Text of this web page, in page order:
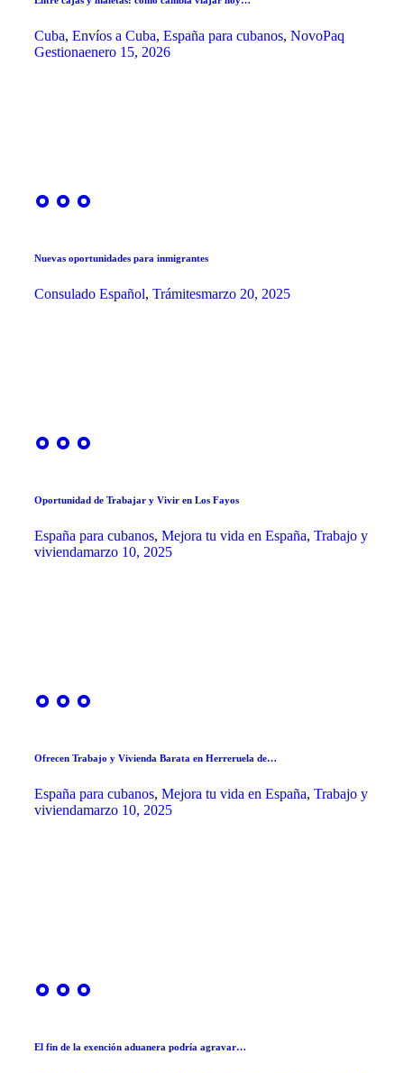
Cuba, Envíos a Cuba, España para cubanos, NovoPaq
Gestionaenero 15, 2026
Nuevas oportunidades para inmigrantes
Consulado Español, Trámitesmarzo 20, 2025
Oportunidad de Trabajar y Vivir en Los Fayos
España para cubanos, Mejora tu vida en España, Trabajo y
viviendamarzo 10, 2025
Ofrecen Trabajo y Vivienda Barata en Herreruela de…
España para cubanos, Mejora tu vida en España, Trabajo y
viviendamarzo 10, 2025
El fin de la exención aduanera podría agravar…